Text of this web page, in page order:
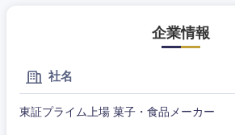
企業情報
社名
東証プライム上場 菓子・食品メーカー
甲信越・北陸